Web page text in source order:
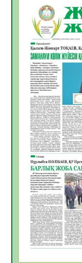
06.08.2026
Инфекциялық
06.08.2026
Көкжөтел
06.08.2026
АПВ
06.08.2026
Open Air:
көрерменнің
06.08.2026
ЖАРҚЫН
МӘЖІЛІС
05.08.2026
Қазақстан